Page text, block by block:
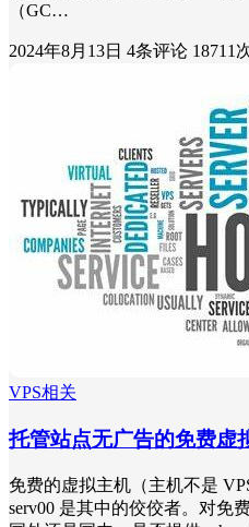
（GC…
2024年8月13日 4条评论 18711
VPS相关
托管站点无广告的免费虚
免费的虚拟主机（主机不是
serv00 是其中的佼佼者。对免